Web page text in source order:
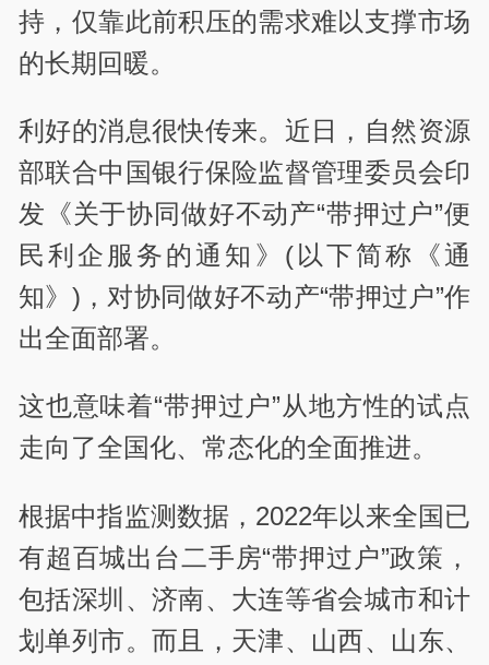
持，仅靠此前积压的需求难以支撑市场
的长期回暖。
利好的消息很快传来。近日，自然资源
部联合中国银行保险监督管理委员会印
发《关于协同做好不动产“带押过户”便
民利企服务的通知》(以下简称《通
知》)，对协同做好不动产“带押过户”作
出全面部署。
这也意味着“带押过户”从地方性的试点
走向了全国化、常态化的全面推进。
根据中指监测数据，2022年以来全国已
有超百城出台二手房“带押过户”政策，
包括深圳、济南、大连等省会城市和计
划单列市。而且，天津、山西、山东、